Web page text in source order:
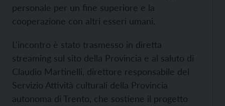
personale per un fine superiore e la
cooperazione con altri esseri umani.
L'incontro è stato trasmesso in diretta
streaming sul sito della Provincia e al saluto di
Claudio Martinelli, direttore responsabile del
Servizio Attività culturali della Provincia
autonoma di Trento, che sostiene il progetto